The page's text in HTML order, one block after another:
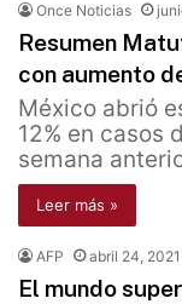
Once Noticias
Resumen
con aumento
México abrió
12% en casos
semana
Leer más »
AFP abril 24, 2021
El mundo